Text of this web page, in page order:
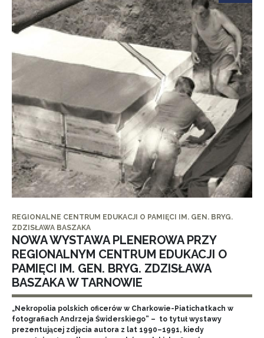
REGIONALNE CENTRUM EDUKACJI O PAMIĘCI IM. GEN. BRYG.
ZDZISŁAWA BASZAKA
NOWA WYSTAWA PLENEROWA PRZY
REGIONALNYM CENTRUM EDUKACJI O
PAMIĘCI IM. GEN. BRYG. ZDZISŁAWA
BASZAKA W TARNOWIE
„Nekropolia polskich oficerów w Charkowie-Piatichatkach w
fotografiach Andrzeja Świderskiego” – to tytuł wystawy
prezentującej zdjęcia autora z lat 1990–1991, kiedy